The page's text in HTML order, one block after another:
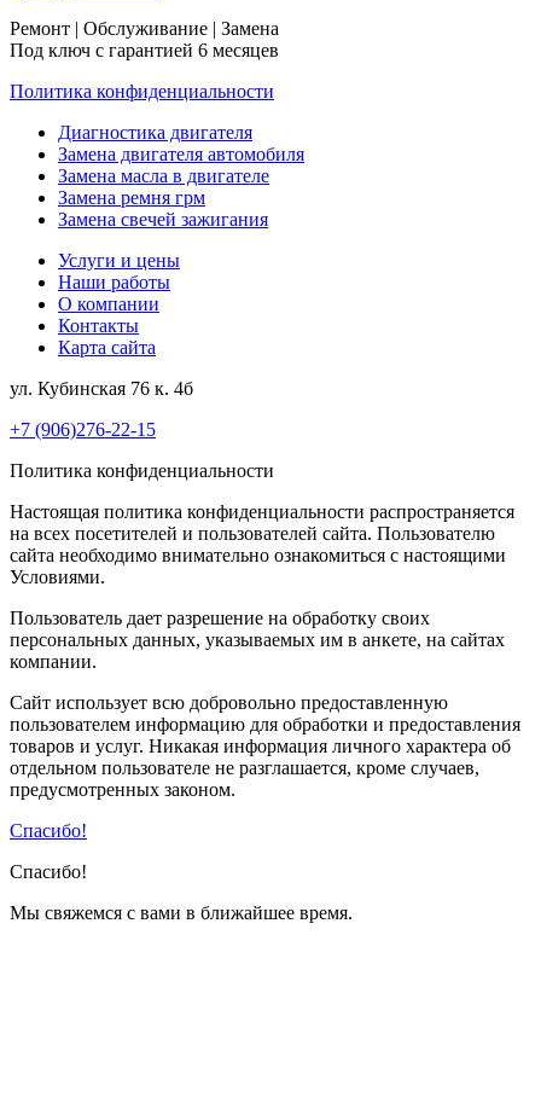
Ремонт | Обслуживание | Замена
Под ключ с гарантией 6 месяцев
Политика конфиденциальности
Диагностика двигателя
Замена двигателя автомобиля
Замена масла в двигателе
Замена ремня грм
Замена свечей зажигания
Услуги и цены
Наши работы
О компании
Контакты
Карта сайта
ул. Кубинская 76 к. 4б
+7 (906)276-22-15
Политика конфиденциальности
Настоящая политика конфиденциальности распространяется
на всех посетителей и пользователей сайта. Пользователю
сайта необходимо внимательно ознакомиться с настоящими
Условиями.
Пользователь дает разрешение на обработку своих
персональных данных, указываемых им в анкете, на сайтах
компании.
Сайт использует всю добровольно предоставленную
пользователем информацию для обработки и предоставления
товаров и услуг. Никакая информация личного характера об
отдельном пользователе не разглашается, кроме случаев,
предусмотренных законом.
Спасибо!
Спасибо!
Мы свяжемся с вами в ближайшее время.